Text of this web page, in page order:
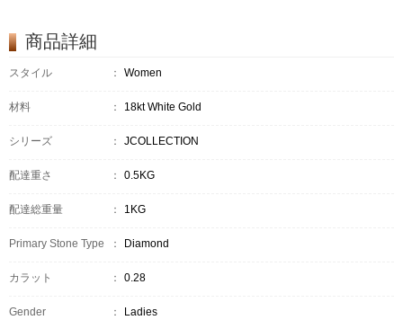
商品詳細
スタイル ： Women
材料 ： 18kt White Gold
シリーズ ： JCOLLECTION
配達重さ ： 0.5KG
配達総重量 ： 1KG
Primary Stone Type ： Diamond
カラット ： 0.28
Gender ： Ladies